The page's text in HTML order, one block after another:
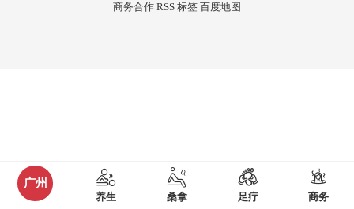
商务合作 RSS 标签 百度地图
广州
养生 桑拿 足疗 商务